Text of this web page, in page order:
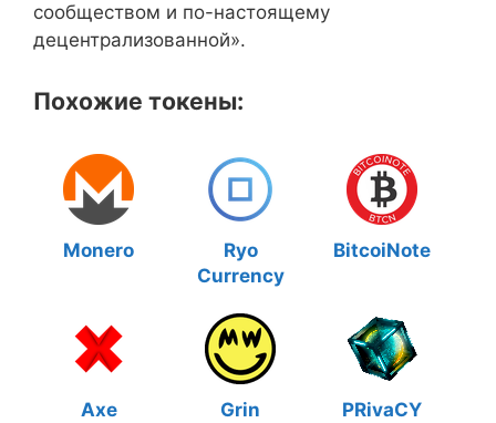
сообществом и по-настоящему
децентрализованной».
Похожие токены:
Monero
Ryo
Currency
BitcoiNote
Axe Grin
PRivaCY